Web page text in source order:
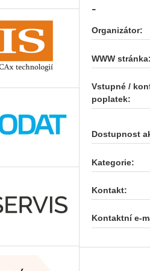
-
Organizátor:
WWW
Vstupné /
poplatek:
Dostupnost
Kategorie:
Kontakt:
Kontaktní e-